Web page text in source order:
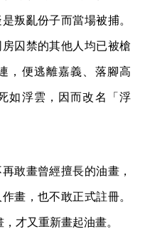
叛亂份子而當場被捕。
囚禁的其他人均已被槍
，便逃離嘉義、落腳高
如浮雲，因而改名「浮
敢畫曾經擅長的油畫，
畫，也不敢正式註冊。
才又重新畫起油畫。